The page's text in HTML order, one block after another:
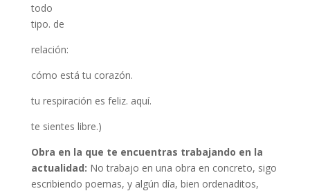
todo
tipo. de
relación:
cómo está tu corazón.
tu respiración es feliz. aquí.
te sientes libre.)
Obra en la que te encuentras trabajando en la
actualidad: No trabajo en una obra en concreto, sigo
escribiendo poemas, y algún día, bien ordenaditos,